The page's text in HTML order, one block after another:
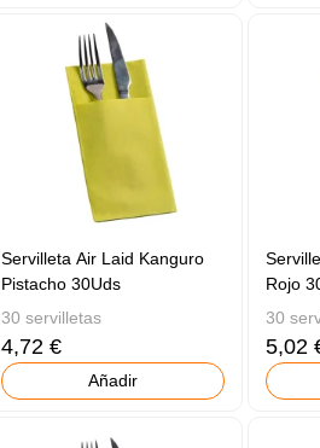
Servilleta Air Laid Kanguro
Pistacho 30Uds
30 servilletas
4,72 €
Añadir
Rojo
30
5,02